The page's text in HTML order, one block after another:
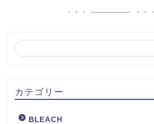
カテゴリー
BLEACH